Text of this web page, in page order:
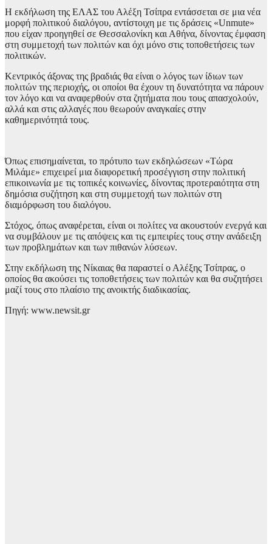
Η εκδήλωση της ΕΛΑΣ του Αλέξη Τσίπρα εντάσσεται σε μια νέα
μορφή πολιτικού διαλόγου, αντίστοιχη με τις δράσεις «Unmute»
που είχαν προηγηθεί σε Θεσσαλονίκη και Αθήνα, δίνοντας έμφαση
στη συμμετοχή των πολιτών και όχι μόνο στις τοποθετήσεις των
πολιτικών.
Κεντρικός άξονας της βραδιάς θα είναι ο λόγος των ίδιων των
πολιτών της περιοχής, οι οποίοι θα έχουν τη δυνατότητα να πάρουν
τον λόγο και να αναφερθούν στα ζητήματα που τους απασχολούν,
αλλά και στις αλλαγές που θεωρούν αναγκαίες στην
καθημερινότητά τους.
Όπως επισημαίνεται, το πρότυπο των εκδηλώσεων «Τώρα
Μιλάμε» επιχειρεί μια διαφορετική προσέγγιση στην πολιτική
επικοινωνία με τις τοπικές κοινωνίες, δίνοντας προτεραιότητα στη
δημόσια συζήτηση και στη συμμετοχή των πολιτών στη
διαμόρφωση του διαλόγου.
Στόχος, όπως αναφέρεται, είναι οι πολίτες να ακουστούν ενεργά και
να συμβάλουν με τις απόψεις και τις εμπειρίες τους στην ανάδειξη
των προβλημάτων και των πιθανών λύσεων.
Στην εκδήλωση της Νίκαιας θα παραστεί ο Αλέξης Τσίπρας, ο
οποίος θα ακούσει τις τοποθετήσεις των πολιτών και θα συζητήσει
μαζί τους στο πλαίσιο της ανοικτής διαδικασίας.
Πηγή: www.newsit.gr